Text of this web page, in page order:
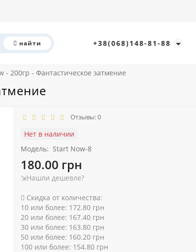
найти +38(068)148-81-88
- 200гр - Фантастическое затмение
Отзывы: 0
Нет в наличии
Модель: Start Now-8
180.00 грн
⇲Нашли дешевле?
Скидка от количества:
10 или более: 172.80 грн
20 или более: 167.40 грн
30 или более: 163.80 грн
50 или более: 160.20 грн
100 или более: 154.80 грн